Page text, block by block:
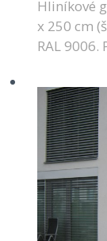
Hliníkové
x 250 cm
RAL 9006.